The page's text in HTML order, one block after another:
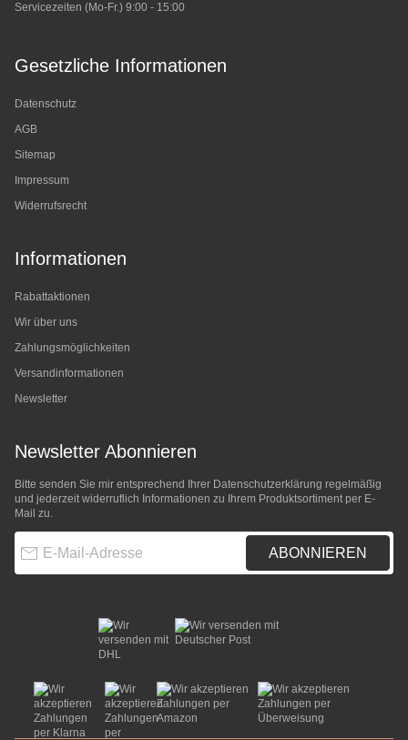
Servicezeiten (Mo-Fr.) 9:00 - 15:00
Gesetzliche Informationen
Datenschutz
AGB
Sitemap
Impressum
Widerrufsrecht
Informationen
Rabattaktionen
Wir über uns
Zahlungsmöglichkeiten
Versandinformationen
Newsletter
Newsletter Abonnieren
Bitte senden Sie mir entsprechend Ihrer Datenschutzerklärung regelmäßig
und jederzeit widerruflich Informationen zu Ihrem Produktsortiment per E-
Mail zu.
ABONNIEREN